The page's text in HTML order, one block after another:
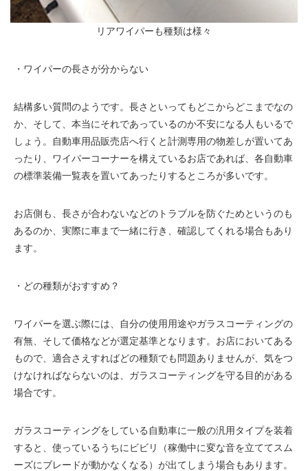
リアワイパーも種類は様々
・ワイパーの長さが分からない
結構多い質問のようです。長さといってもどこからどこまでなの
か、そして、本当にそれであっているのか不安になる人もいるで
しょう。自動車用品販売店へ行くと計測専用の物差しが置いてあ
ったり、ワイパーコーナーを構えているお店であれば、各自動車
の標準装備一覧表を置いてあったりするところが多いです。
お店側も、長さが合わないなどのトラブルを防ぐためというのも
あるのか、実際に車まで一緒に行き、確認してくれる場合もあり
ます。
・どの種類がおすすめ？
ワイパーを選ぶ際には、自分の使用用途やガラスコーティングの
有無、そして価格などが選定基準となります。お店においてある
もので、適合さえすればどの種類でも問題ありませんが、気をつ
けなければならないのは、ガラスコーティングを守る目的がある
場合です。
ガラスコーティングをしている自動車に一般の汎用タイプを装着
すると、使っているうちにビビリ（稼働中に変な音を立ててスム
ーズにブレードが動かなくなる）が出てしまう場合もあります。